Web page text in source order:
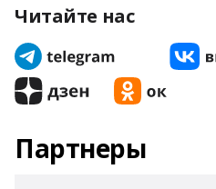
Читайте нас
Партнеры